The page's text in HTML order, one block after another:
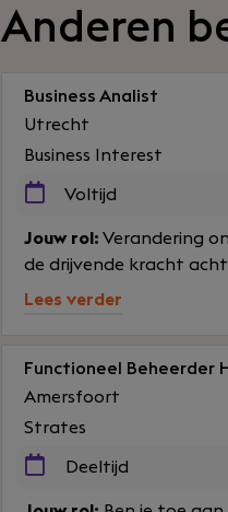
Anderen
Business Analist
Utrecht
Business Interest
Voltijd
Jouw rol: Verandering
de drijvende kracht
Lees verder
Functioneel Beheerder
Amersfoort
Strates
Deeltijd